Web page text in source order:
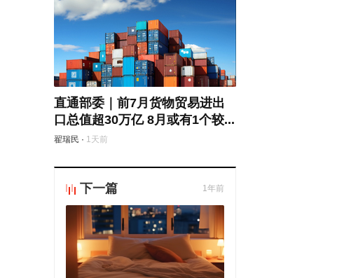
直通部委｜前7月货物贸易进出
口总值超30万亿 8月或有1个较...
翟瑞民 · 1天前
下一篇 1年前